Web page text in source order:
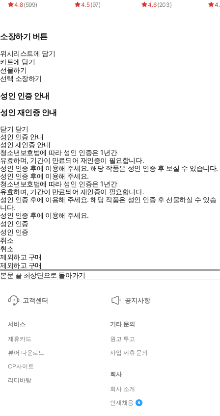
4.8(599) 4.5(97) 4.6(203)
소장하기 버튼
위시리스트에 담기
카트에 담기
선물하기
선택 소장하기
성인 인증 안내
성인 재인증 안내
닫기 닫기
성인 인증 안내
성인 재인증 안내
청소년보호법에 따라 성인 인증은 1년간
유효하며, 기간이 만료되어 재인증이 필요합니다.
성인 인증 후에 이용해 주세요.해당 작품은 성인 인증 후 보실 수 있습니다.
성인 인증 후에 이용해 주세요.
청소년보호법에 따라 성인 인증은 1년간
유효하며, 기간이 만료되어 재인증이 필요합니다.
성인 인증 후에 이용해 주세요.해당 작품은 성인 인증 후 선물하실 수 있습
니다.
성인 인증 후에 이용해 주세요.
성인 인증
성인 인증
취소
취소
제외하고 구매
제외하고 구매
본문 끝 최상단으로 돌아가기
고객센터 공지사항
서비스
제휴카드
뷰어 다운로드
CP사이트
리디바탕
기타 문의
원고 투고
사업 제휴 문의
회사
회사 소개
인재채용